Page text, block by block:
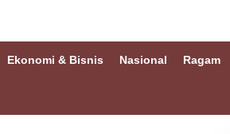
Ekonomi & Bisnis Nasional Ragam